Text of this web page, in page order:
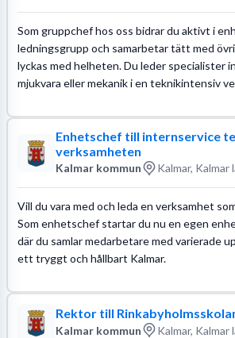
Som gruppchef hos oss bidrar du aktivt i
ledningsgrupp och samarbetar tätt med
lyckas med helheten. Du leder specialister
mjukvara eller mekanik i en teknikintensiv
Enhetschef till internservice
verksamheten
Kalmar kommun Kalmar, Kalmar
Vill du vara med och leda en verksamhet
Som enhetschef startar du nu en egen
där du samlar medarbetare med varierade
ett tryggt och hållbart Kalmar.
Rektor till
Kalmar kommun Kalmar, Kalmar